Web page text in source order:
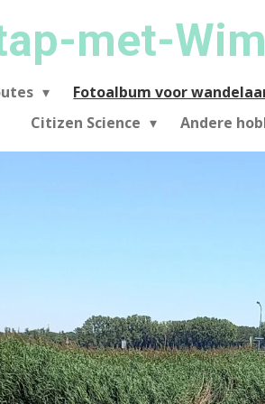
met-
Fotoalbum voor
Citizen Science
Andere